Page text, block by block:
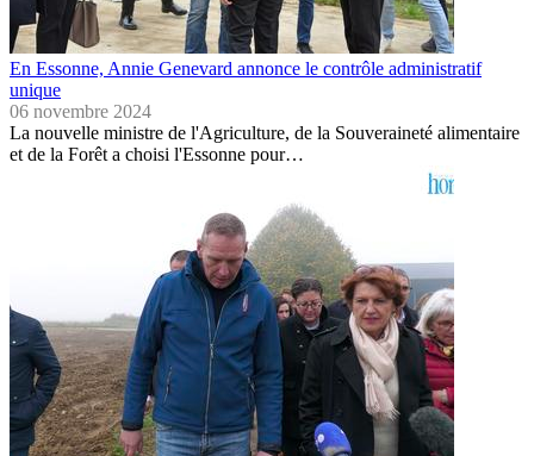
En Essonne, Annie Genevard annonce le contrôle administratif
unique
06 novembre 2024
La nouvelle ministre de l'Agriculture, de la Souveraineté alimentaire
et de la Forêt a choisi l'Essonne pour…